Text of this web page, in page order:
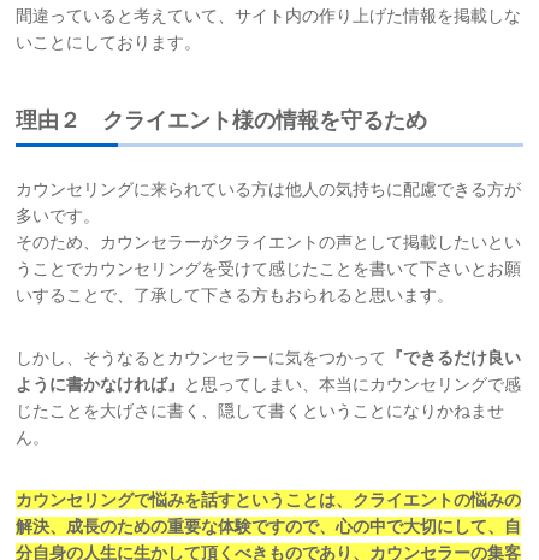
間違っていると考えていて、サイト内の作り上げた情報を掲載しな
いことにしております。
理由２ クライエント様の情報を守るため
カウンセリングに来られている方は他人の気持ちに配慮できる方が
多いです。
そのため、カウンセラーがクライエントの声として掲載したいとい
うことでカウンセリングを受けて感じたことを書いて下さいとお願
いすることで、了承して下さる方もおられると思います。
しかし、そうなるとカウンセラーに気をつかって
『できるだけ良い
ように書かなければ』 と思ってしまい、本当にカウンセリングで感
じたことを大げさに書く、隠して書くということになりかねませ
ん。
カウンセリングで悩みを話すということは、クライエントの悩みの
解決、成長のための重要な体験ですので、心の中で大切にして、自
分自身の人生に生かして頂くべきものであり、カウンセラーの集客